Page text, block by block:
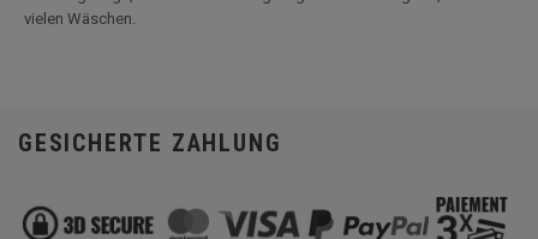
vielen Wäschen.
GESICHERTE ZAHLUNG